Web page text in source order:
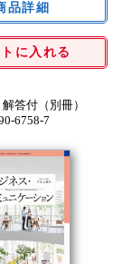
に入れる
答付（別冊）
6758-7